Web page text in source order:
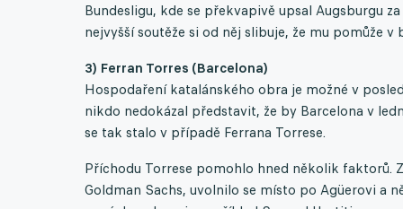
Bundesligu, kde se překvapivě upsal Augsburgu
nejvyšší soutěže si od něj slibuje, že mu pomůže
3) Ferran Torres (Barcelona)
Hospodaření katalánského obra je možné v
nikdo nedokázal představit, že by Barcelona v
se tak stalo v případě Ferrana Torrese.
Příchodu Torrese pomohlo hned několik faktorů.
Goldman Sachs, uvolnilo se místo po Agüerovi a